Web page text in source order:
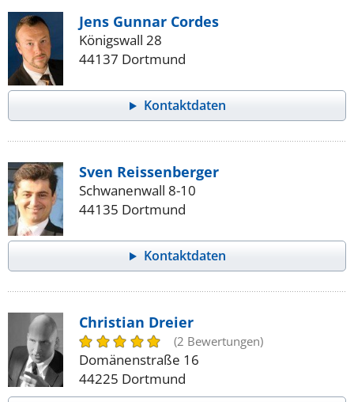
Jens Gunnar Cordes
Königswall 28
44137 Dortmund
Kontaktdaten
Sven Reissenberger
Schwanenwall 8-10
44135 Dortmund
Kontaktdaten
Christian Dreier
(2 Bewertungen)
Domänenstraße 16
44225 Dortmund